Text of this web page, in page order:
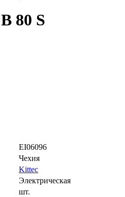
80 S
EI06096
Чехия
Kittec
Электрическая
шт.